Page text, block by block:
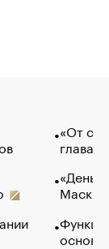
«От
глава
Маск в
основ